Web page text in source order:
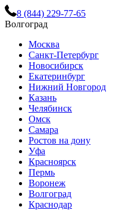
8 (844) 229-77-65
Волгоград
Москва
Санкт-Петербург
Новосибирск
Екатеринбург
Нижний Новгород
Казань
Челябинск
Омск
Самара
Ростов на дону
Уфа
Красноярск
Пермь
Воронеж
Волгоград
Краснодар